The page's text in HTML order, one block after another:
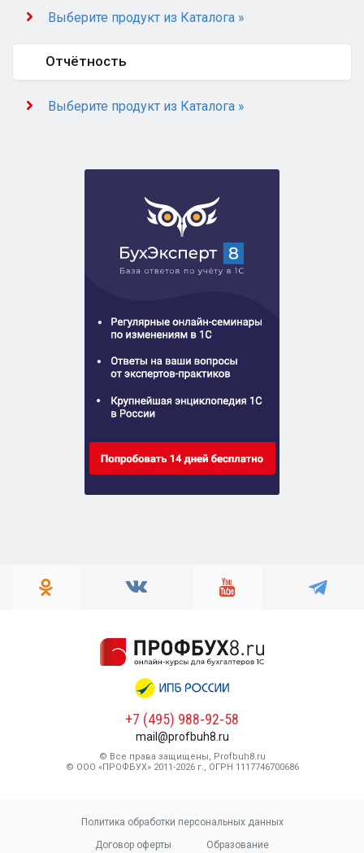
Выберите продукт из Каталога »
Отчётность
Выберите продукт из Каталога »
+7 (495) 988-92-58
mail@profbuh8.ru
© Все права защищены, Profbuh8.ru
© ООО «ПРОФБУХ» 2011-2026 г., ОГРН 1117746700686
Политика обработки персональных данных
Договор оферты
Образование